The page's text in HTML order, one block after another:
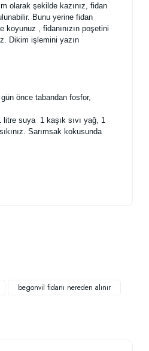
olarak şekilde kazınız, fidan
Bunu yerine fidan
koyunuz , fidanınızın poşetini
Dikim işlemini yazın
önce tabandan fosfor,
litre suya 1 kaşık sıvı yağ, 1
Sarımsak kokusunda
begonvil fidanı nereden alınır